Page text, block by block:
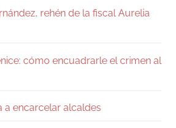
rehén de la fiscal Aurelia
cómo encuadrarle el crimen al
a encarcelar alcaldes